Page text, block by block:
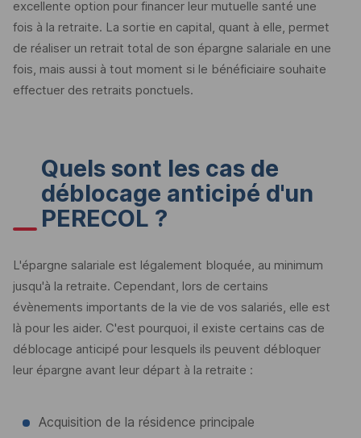
excellente option pour financer leur mutuelle santé une
fois à la retraite. La sortie en capital, quant à elle, permet
de réaliser un retrait total de son épargne salariale en une
fois, mais aussi à tout moment si le bénéficiaire souhaite
effectuer des retraits ponctuels.
Quels sont les cas de
déblocage anticipé d'un
PERECOL ?
L'épargne salariale est légalement bloquée, au minimum
jusqu'à la retraite. Cependant, lors de certains
évènements importants de la vie de vos salariés, elle est
là pour les aider. C'est pourquoi, il existe certains cas de
déblocage anticipé pour lesquels ils peuvent débloquer
leur épargne avant leur départ à la retraite :
Acquisition de la résidence principale